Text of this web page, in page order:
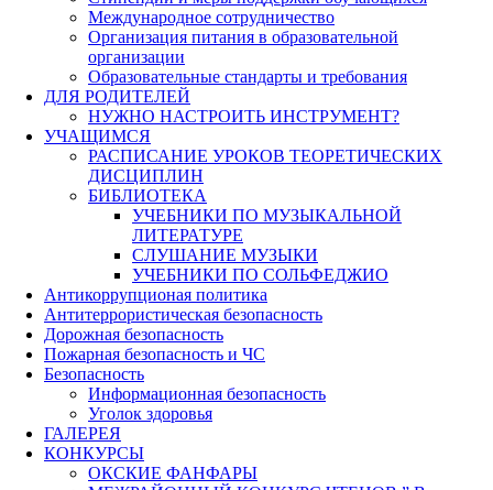
Международное сотрудничество
Организация питания в образовательной
организации
Образовательные стандарты и требования
ДЛЯ РОДИТЕЛЕЙ
НУЖНО НАСТРОИТЬ ИНСТРУМЕНТ?
УЧАЩИМСЯ
РАСПИСАНИЕ УРОКОВ ТЕОРЕТИЧЕСКИХ
ДИСЦИПЛИН
БИБЛИОТЕКА
УЧЕБНИКИ ПО МУЗЫКАЛЬНОЙ
ЛИТЕРАТУРЕ
СЛУШАНИЕ МУЗЫКИ
УЧЕБНИКИ ПО СОЛЬФЕДЖИО
Антикоррупционая политика
Антитеррористическая безопасность
Дорожная безопасность
Пожарная безопасность и ЧС
Безопасность
Информационная безопасность
Уголок здоровья
ГАЛЕРЕЯ
КОНКУРСЫ
ОКСКИЕ ФАНФАРЫ